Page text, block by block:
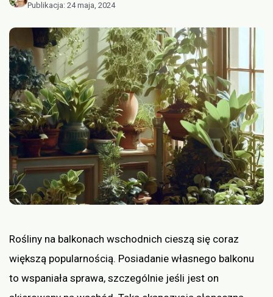
Publikacja: 24 maja, 2024
Rośliny na balkonach wschodnich cieszą się coraz
większą popularnością. Posiadanie własnego balkonu
to wspaniała sprawa, szczególnie jeśli jest on